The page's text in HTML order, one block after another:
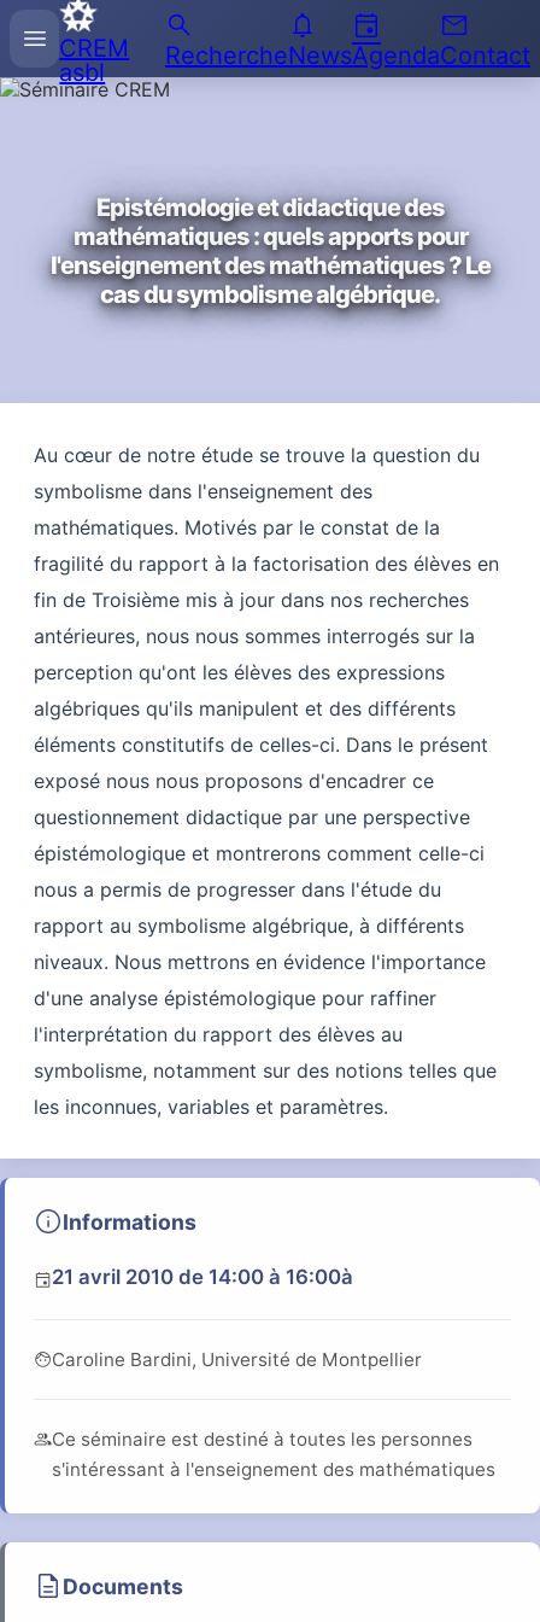
menu CREM
asbl
search
Recherche
notifications
News
event
Agenda
email
Contact
Epistémologie et didactique des
mathématiques : quels apports pour
l'enseignement des mathématiques ? Le
cas du symbolisme algébrique.
Au cœur de notre étude se trouve la question du
symbolisme dans l'enseignement des
mathématiques. Motivés par le constat de la
fragilité du rapport à la factorisation des élèves en
fin de Troisième mis à jour dans nos recherches
antérieures, nous nous sommes interrogés sur la
perception qu'ont les élèves des expressions
algébriques qu'ils manipulent et des différents
éléments constitutifs de celles-ci. Dans le présent
exposé nous nous proposons d'encadrer ce
questionnement didactique par une perspective
épistémologique et montrerons comment celle-ci
nous a permis de progresser dans l'étude du
rapport au symbolisme algébrique, à différents
niveaux. Nous mettrons en évidence l'importance
d'une analyse épistémologique pour raffiner
l'interprétation du rapport des élèves au
symbolisme, notamment sur des notions telles que
les inconnues, variables et paramètres.
infoInformations
event21 avril 2010 de 14:00 à 16:00à
faceCaroline Bardini, Université de Montpellier
groupCe séminaire est destiné à toutes les personnes
s'intéressant à l'enseignement des mathématiques
description Documents